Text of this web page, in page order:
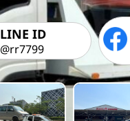
LINE ID
@rr7799